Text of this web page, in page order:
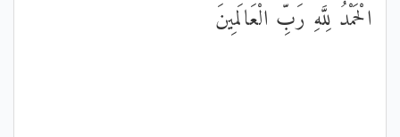
الْحَمْدُ لِلَّهِ رَبِّ الْعَالَمِينَ